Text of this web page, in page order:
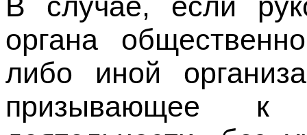
либо иной
призывающее к
деятельности, без
мнение, а равно в